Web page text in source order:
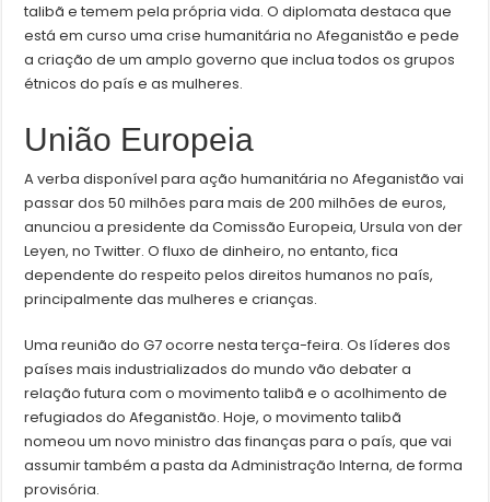
talibã e temem pela própria vida. O diplomata destaca que
está em curso uma crise humanitária no Afeganistão e pede
a criação de um amplo governo que inclua todos os grupos
étnicos do país e as mulheres.
União Europeia
A verba disponível para ação humanitária no Afeganistão vai
passar dos 50 milhões para mais de 200 milhões de euros,
anunciou a presidente da Comissão Europeia, Ursula von der
Leyen, no Twitter. O fluxo de dinheiro, no entanto, fica
dependente do respeito pelos direitos humanos no país,
principalmente das mulheres e crianças.
Uma reunião do G7 ocorre nesta terça-feira. Os líderes dos
países mais industrializados do mundo vão debater a
relação futura com o movimento talibã e o acolhimento de
refugiados do Afeganistão. Hoje, o movimento talibã
nomeou um novo ministro das finanças para o país, que vai
assumir também a pasta da Administração Interna, de forma
provisória.